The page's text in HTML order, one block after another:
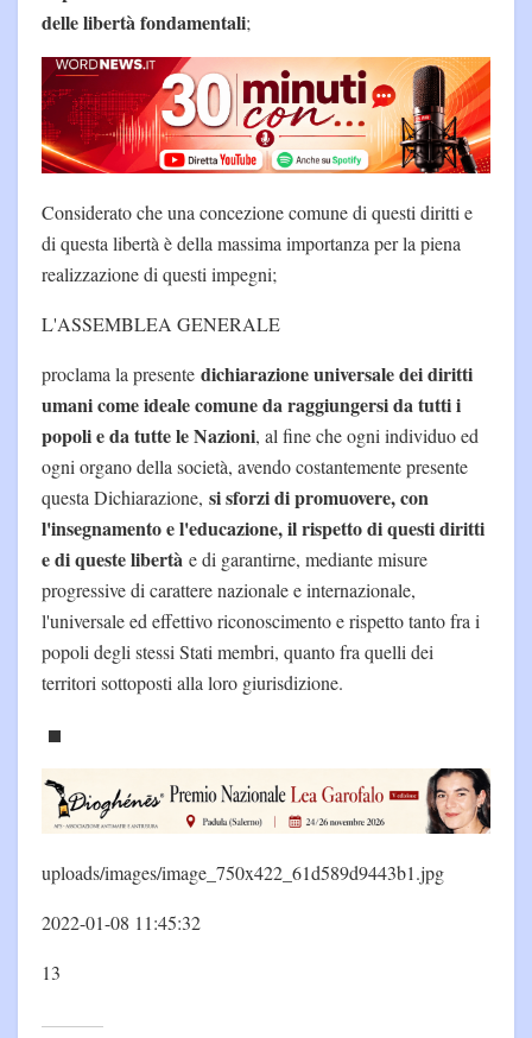
delle libertà fondamentali;
Considerato che una concezione comune di questi diritti e
di questa libertà è della massima importanza per la piena
realizzazione di questi impegni;
L'ASSEMBLEA GENERALE
proclama la presente dichiarazione universale dei diritti
umani come ideale comune da raggiungersi da tutti i
popoli e da tutte le Nazioni, al fine che ogni individuo ed
ogni organo della società, avendo costantemente presente
questa Dichiarazione, si sforzi di promuovere, con
l'insegnamento e l'educazione, il rispetto di questi diritti
e di queste libertà e di garantirne, mediante misure
progressive di carattere nazionale e internazionale,
l'universale ed effettivo riconoscimento e rispetto tanto fra i
popoli degli stessi Stati membri, quanto fra quelli dei
territori sottoposti alla loro giurisdizione.
uploads/images/image_750x422_61d589d9443b1.jpg
2022-01-08 11:45:32
13